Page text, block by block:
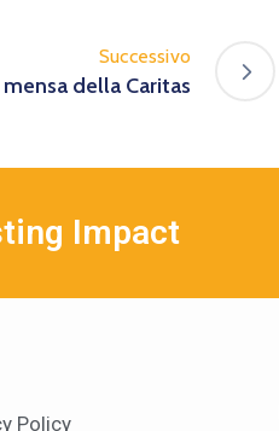
Successivo
della Caritas
Impact
Policy